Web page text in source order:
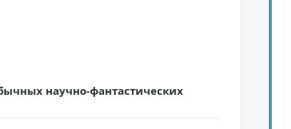
научно-фантастических